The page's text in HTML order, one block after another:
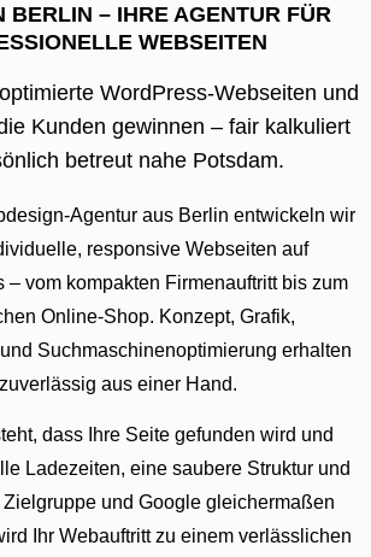
BERLIN – IHRE AGENTUR FÜR
WEBSEITEN
WordPress-Webseiten und
Kunden gewinnen – fair kalkuliert
betreut nahe Potsdam.
Agentur aus Berlin entwickeln wir
responsive Webseiten auf
– vom kompakten Firmenauftritt bis zum
Online-Shop. Konzept, Grafik,
Suchmaschinenoptimierung erhalten
aus einer Hand.
dass Ihre Seite gefunden wird und
Ladezeiten, eine saubere Struktur und
Zielgruppe und Google gleichermaßen
Ihr Webauftritt zu einem verlässlichen